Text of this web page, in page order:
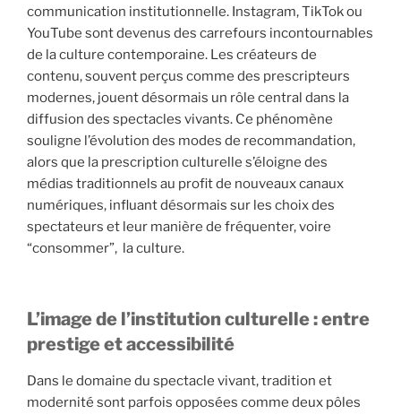
communication institutionnelle. Instagram, TikTok ou
YouTube sont devenus des carrefours incontournables
de la culture contemporaine. Les créateurs de
contenu, souvent perçus comme des prescripteurs
modernes, jouent désormais un rôle central dans la
diffusion des spectacles vivants. Ce phénomène
souligne l’évolution des modes de recommandation,
alors que la prescription culturelle s’éloigne des
médias traditionnels au profit de nouveaux canaux
numériques, influant désormais sur les choix des
spectateurs et leur manière de fréquenter, voire
“consommer”, la culture.
L’image de l’institution culturelle : entre
prestige et accessibilité
Dans le domaine du spectacle vivant, tradition et
modernité sont parfois opposées comme deux pôles